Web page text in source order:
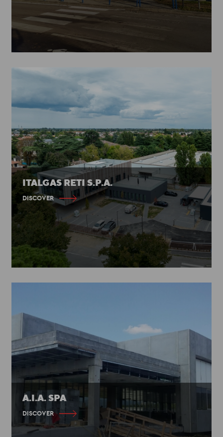
ITALGAS RETI S.P.A.
DISCOVER
A.I.A. SPA
DISCOVER